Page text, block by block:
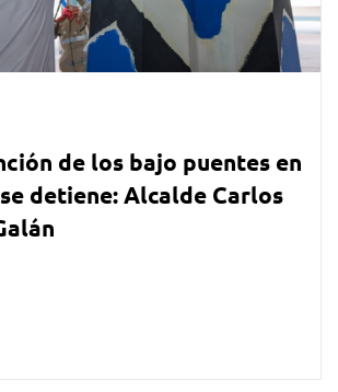
de los bajo puentes en
detiene: Alcalde Carlos